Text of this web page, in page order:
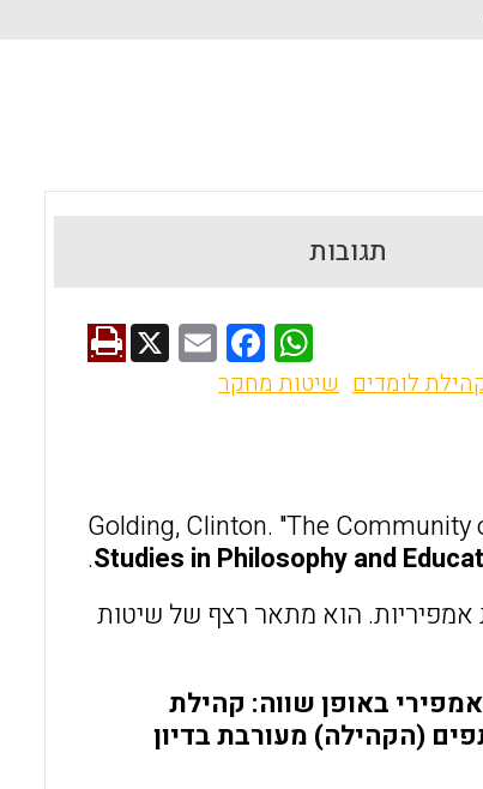
תגובות
W
h
p
p
F
a
o
k
E
m
X
לומדים שיטות מחקר
Golding, Clinton. "The
Studies in Philosophy and
אמפיריות. הוא מתאר רצף של שיטות
באופן שווה: קהילת
(הקהילה) מעורבת בדיון